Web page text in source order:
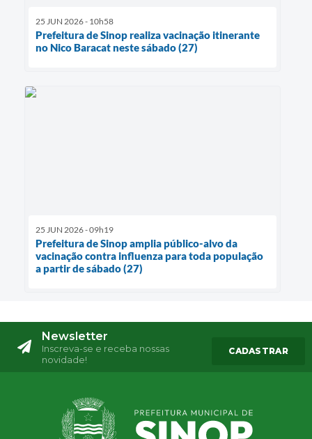
25 JUN 2026 - 10h58
Prefeitura de Sinop realiza vacinação itinerante
no Nico Baracat neste sábado (27)
25 JUN 2026 - 09h19
Prefeitura de Sinop amplia público-alvo da
vacinação contra influenza para toda população
a partir de sábado (27)
Newsletter
Inscreva-se e receba nossas
novidade!
CADASTRAR